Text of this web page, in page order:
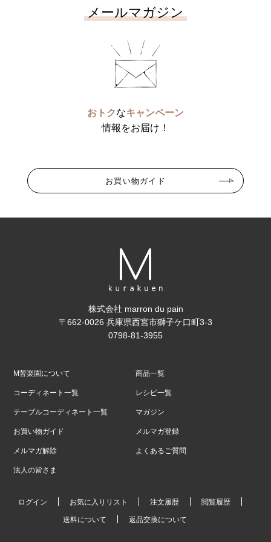
メールマガジン
おトクなキャンペーン
情報をお届け！
お買い物ガイド
株式会社 marron du pain
〒662-0026 兵庫県西宮市獅子ケ口町3-3
0798-81-3955
M苦楽園について 商品一覧
コーディネート一覧 レシピ一覧
テーブルコーディネート一覧 マガジン
お買い物ガイド メルマガ登録
メルマガ解除 よくあるご質問
法人の皆さま
ログイン お気に入りリスト 注文履歴 閲覧履歴
送料について 返品交換について